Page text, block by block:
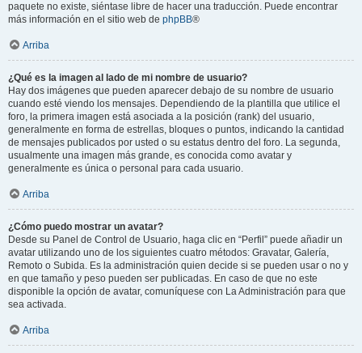
paquete no existe, siéntase libre de hacer una traducción. Puede encontrar
más información en el sitio web de phpBB®
Arriba
¿Qué es la imagen al lado de mi nombre de usuario?
Hay dos imágenes que pueden aparecer debajo de su nombre de usuario
cuando esté viendo los mensajes. Dependiendo de la plantilla que utilice el
foro, la primera imagen está asociada a la posición (rank) del usuario,
generalmente en forma de estrellas, bloques o puntos, indicando la cantidad
de mensajes publicados por usted o su estatus dentro del foro. La segunda,
usualmente una imagen más grande, es conocida como avatar y
generalmente es única o personal para cada usuario.
Arriba
¿Cómo puedo mostrar un avatar?
Desde su Panel de Control de Usuario, haga clic en “Perfil” puede añadir un
avatar utilizando uno de los siguientes cuatro métodos: Gravatar, Galería,
Remoto o Subida. Es la administración quien decide si se pueden usar o no y
en que tamaño y peso pueden ser publicadas. En caso de que no este
disponible la opción de avatar, comuníquese con La Administración para que
sea activada.
Arriba